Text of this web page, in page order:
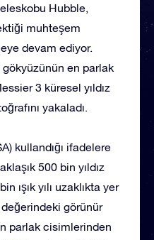
Hubble,
muhteşem
devam ediyor.
en parlak
3 küresel yıldız
yakaladı.
kullandığı ifadelere
500 bin yıldız
ışık yılı uzaklıkta yer
değerindeki görünür
parlak cisimlerinden